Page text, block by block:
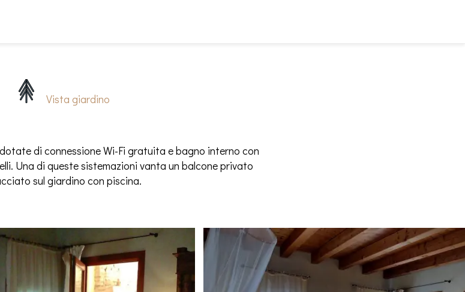
Vista giardino
di connessione Wi-Fi gratuita e bagno interno con
Una di queste sistemazioni vanta un balcone privato
sul giardino con piscina.